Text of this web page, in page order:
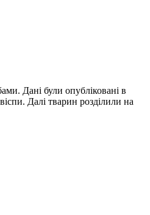
Дані були опубліковані в
Далі тварин розділили на